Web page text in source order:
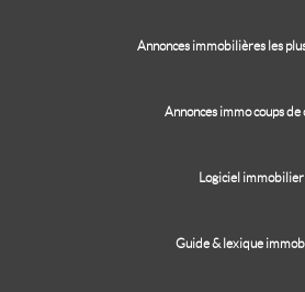
Annonces immobilières les
Annonces immo coups de
Logiciel immobilier
Guide & lexique